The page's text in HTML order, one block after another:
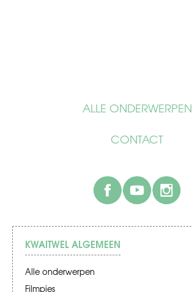
ALLE ONDERWERPEN
CONTACT
facebook
KWAITWEL ALGEMEEN
Alle onderwerpen
Filmpjes